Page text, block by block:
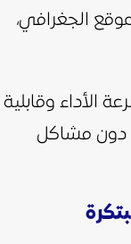
الجغرافي،
الأداء وقابلية
دون مشاكل